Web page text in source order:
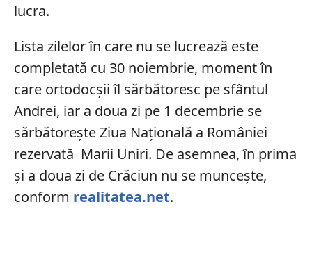
lucra.
Lista zilelor în care nu se lucrează este
completată cu 30 noiembrie, moment în
care ortodocșii îl sărbătoresc pe sfântul
Andrei, iar a doua zi pe 1 decembrie se
sărbătorește Ziua Națională a României
rezervată Marii Uniri. De asemnea, în prima
și a doua zi de Crăciun nu se muncește,
conform realitatea.net.